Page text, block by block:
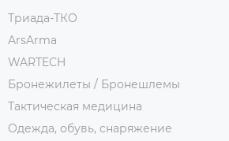
Триада-ТКО
ArsArma
WARTECH
Бронежилеты / Бронешлемы
Тактическая медицина
Одежда, обувь, снаряжение